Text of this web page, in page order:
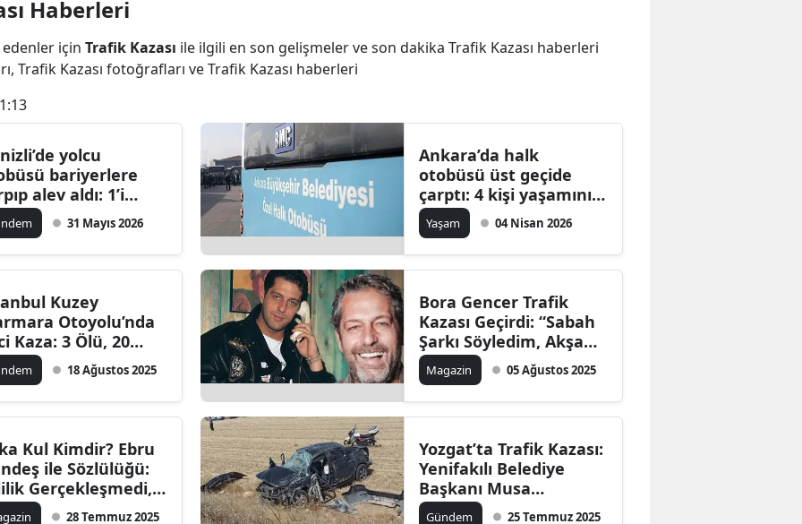
Haberleri
için Trafik Kazası ile ilgili en son gelişmeler ve son dakika Trafik Kazası haberleri
Trafik Kazası fotoğrafları ve Trafik Kazası haberleri
yolcu
bariyerlere
alev aldı: 1’i
8 kişi hayatını
31 Mayıs 2026
Ankara’da halk
otobüsü üst geçide
çarptı: 4 kişi yaşamını
yitirdi, 13 kişi yaralandı
Yaşam 04 Nisan 2026
Kuzey
Otoyolu’nda
Kaza: 3 Ölü, 20
18 Ağustos 2025
Bora Gencer Trafik
Kazası Geçirdi: “Sabah
Şarkı Söyledim, Akşam
Ölümden Döndüm”
Magazin 05 Ağustos 2025
Kul Kimdir? Ebru
ile Sözlülüğü:
Gerçekleşmedi,
Ne Oldu?
28 Temmuz 2025
Yozgat’ta Trafik Kazası:
Yenifakılı Belediye
Başkanı Musa
Sarıaslan Hayatını
Gündem 25 Temmuz 2025